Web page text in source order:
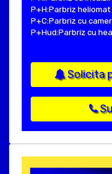
P+H:Parbriz heliomat
P+C:Parbriz cu
P+Hud:Parbriz cu
Solicita